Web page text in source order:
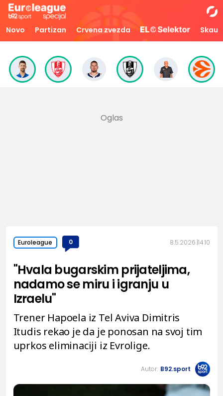
Novo Partizan Crvena zvezda Skaut
Euroleague 0 8.5.2026. 14:10
"Hvala bugarskim prijateljima,
nadamo se miru i igranju u
Izraelu"
Trener Hapoela iz Tel Aviva Dimitris
Itudis rekao je da je ponosan na svoj tim
uprkos eliminaciji iz Evrolige.
Autor: B92.sport